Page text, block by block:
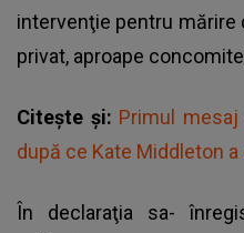
intervenţie pentru mărire
privat, aproape
Citește și: Primul mesaj
după ce Kate Middleton
În declaraţia sa-